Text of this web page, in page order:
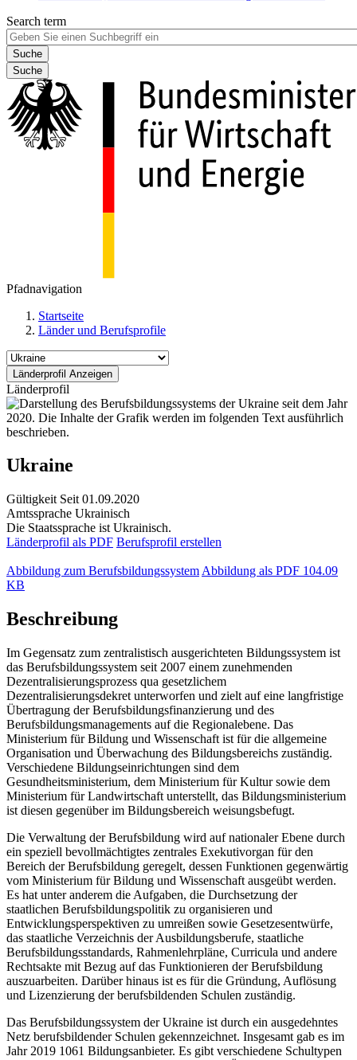
Search term
Suche
Pfadnavigation
Startseite
Länder und Berufsprofile
Länderprofil
Ukraine
Gültigkeit Seit 01.09.2020
Amtssprache Ukrainisch
Die Staatssprache ist Ukrainisch.
Länderprofil als PDF Berufsprofil erstellen
Abbildung zum Berufsbildungssystem Abbildung als PDF 104.09
KB
Beschreibung
Im Gegensatz zum zentralistisch ausgerichteten Bildungssystem ist
das Berufsbildungssystem seit 2007 einem zunehmenden
Dezentralisierungsprozess qua gesetzlichem
Dezentralisierungsdekret unterworfen und zielt auf eine langfristige
Übertragung der Berufsbildungsfinanzierung und des
Berufsbildungsmanagements auf die Regionalebene. Das
Ministerium für Bildung und Wissenschaft ist für die allgemeine
Organisation und Überwachung des Bildungsbereichs zuständig.
Verschiedene Bildungseinrichtungen sind dem
Gesundheitsministerium, dem Ministerium für Kultur sowie dem
Ministerium für Landwirtschaft unterstellt, das Bildungsministerium
ist diesen gegenüber im Bildungsbereich weisungsbefugt.
Die Verwaltung der Berufsbildung wird auf nationaler Ebene durch
ein speziell bevollmächtigtes zentrales Exekutivorgan für den
Bereich der Berufsbildung geregelt, dessen Funktionen gegenwärtig
vom Ministerium für Bildung und Wissenschaft ausgeübt werden.
Es hat unter anderem die Aufgaben, die Durchsetzung der
staatlichen Berufsbildungspolitik zu organisieren und
Entwicklungsperspektiven zu umreißen sowie Gesetzesentwürfe,
das staatliche Verzeichnis der Ausbildungsberufe, staatliche
Berufsbildungsstandards, Rahmenlehrpläne, Curricula und andere
Rechtsakte mit Bezug auf das Funktionieren der Berufsbildung
auszuarbeiten. Darüber hinaus ist es für die Gründung, Auflösung
und Lizenzierung der berufsbildenden Schulen zuständig.
Das Berufsbildungssystem der Ukraine ist durch ein ausgedehntes
Netz berufsbildender Schulen gekennzeichnet. Insgesamt gab es im
Jahr 2019 1061 Bildungsanbieter. Es gibt verschiedene Schultypen